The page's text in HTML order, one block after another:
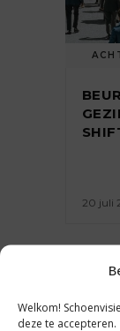
Welkom!
deze te accepteren.
20 juli